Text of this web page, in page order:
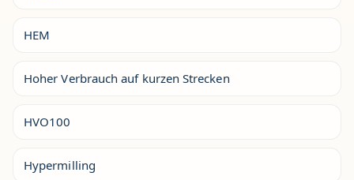
HEM
Hoher Verbrauch auf kurzen Strecken
HVO100
Hypermilling